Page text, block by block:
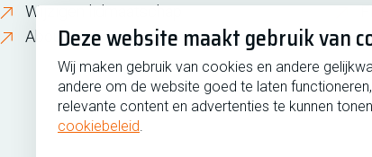
Deze website maakt gebruik van
Wij maken gebruik van cookies en andere
andere om de website goed te laten
relevante content en advertenties te kunnen
cookiebeleid.
Wijzigen lidmaatschap
About FME